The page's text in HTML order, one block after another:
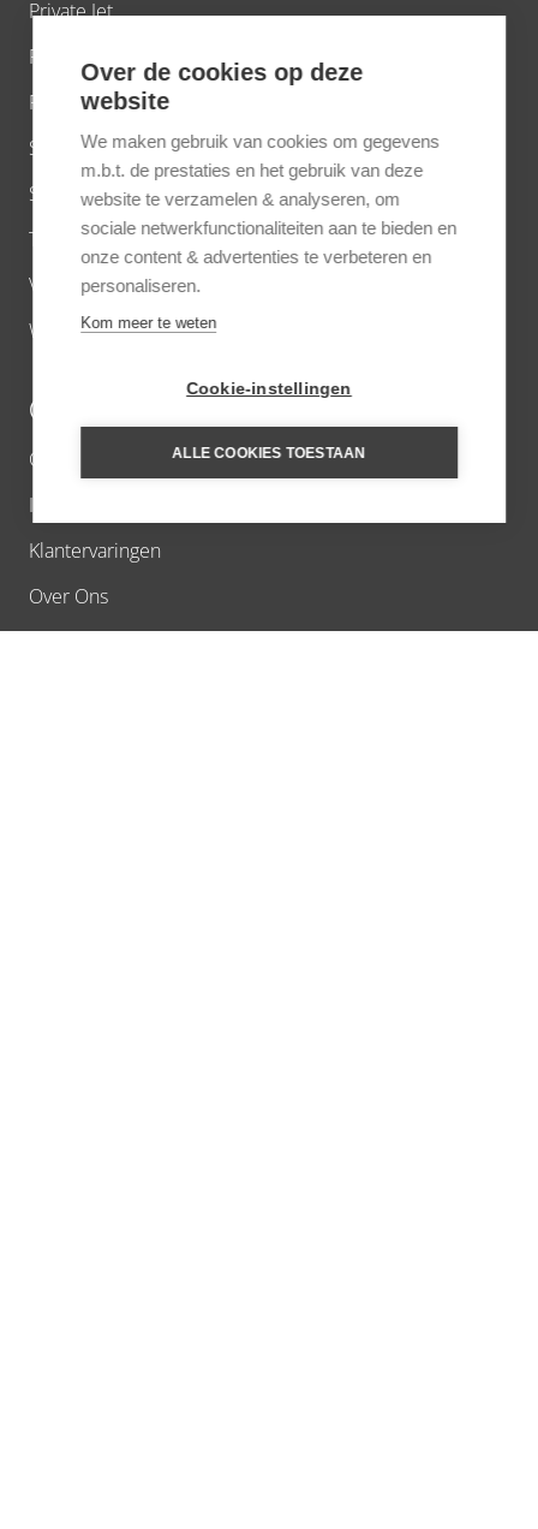
Private Jet
Privé villa’s
Riviercruises wereldwijd
Short breaks
Strand
Treinreizen
Virtuoso voordelen
Wandelreizen
OVER ONS
Contact
Inschrijven nieuwsbrief
Klantervaringen
Over Ons
Over de cookies op deze
website
We maken gebruik van cookies om gegevens
m.b.t. de prestaties en het gebruik van deze
website te verzamelen & analyseren, om
sociale netwerkfunctionaliteiten aan te bieden en
onze content & advertenties te verbeteren en
personaliseren.
Kom meer te weten
Cookie-instellingen
ALLE COOKIES TOESTAAN